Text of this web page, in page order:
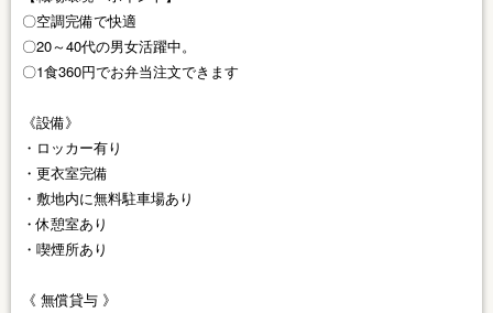
〇空調完備で快適
〇20～40代の男女活躍中。
〇1食360円でお弁当注文できます
《設備》
・ロッカー有り
・更衣室完備
・敷地内に無料駐車場あり
・休憩室あり
・喫煙所あり
《 無償貸与 》